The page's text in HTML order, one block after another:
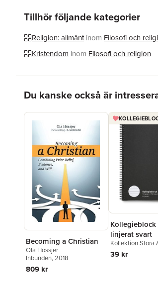
Tillhör följande kategorier
Religion: allmänt inom Filosofi och
Kristendom inom Filosofi och religion
Du kanske också är
Becoming a Christian
Ola Hossjer
Inbunden, 2018
809 kr
Kollegieblock
linjerat svart
Kollektion Stora
39 kr